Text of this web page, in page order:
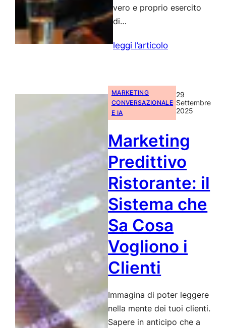
vero e proprio esercito
di…
leggi l’articolo:
Ristorante:
Trasforma
in
un
Esercito
MARKETING
CONVERSAZIONALE
E IA
29
Settembre
2025
Marketing
Predittivo
Ristorante: il
Sistema che
Sa Cosa
Vogliono i
Clienti
Immagina di poter leggere
nella mente dei tuoi clienti.
Sapere in anticipo che a